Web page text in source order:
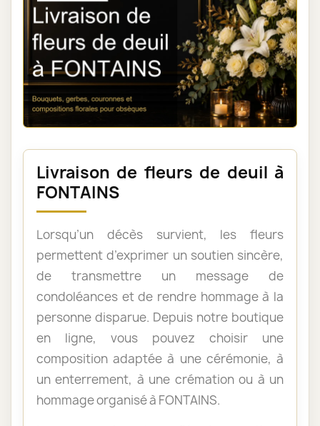
Livraison de fleurs de deuil à
FONTAINS
Lorsqu’un décès survient, les fleurs
permettent d’exprimer un soutien sincère,
de transmettre un message de
condoléances et de rendre hommage à la
personne disparue. Depuis notre boutique
en ligne, vous pouvez choisir une
composition adaptée à une cérémonie, à
un enterrement, à une crémation ou à un
hommage organisé à FONTAINS.